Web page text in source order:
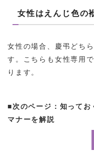
女性はえんじ色の
女性の場合、慶弔どち
す。こちらも女性専用
ります。
■次のページ：知って
マナーを解説